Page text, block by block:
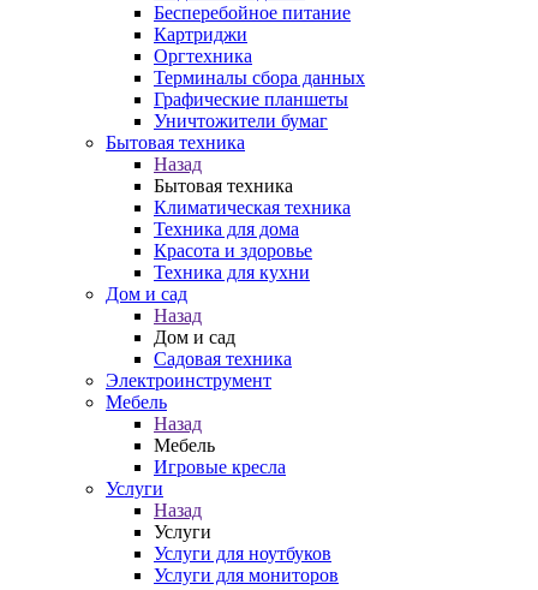
Бесперебойное питание
Картриджи
Оргтехника
Терминалы сбора данных
Графические планшеты
Уничтожители бумаг
Бытовая техника
Назад
Бытовая техника
Климатическая техника
Техника для дома
Красота и здоровье
Техника для кухни
Дом и сад
Назад
Дом и сад
Садовая техника
Электроинструмент
Мебель
Назад
Мебель
Игровые кресла
Услуги
Назад
Услуги
Услуги для ноутбуков
Услуги для мониторов